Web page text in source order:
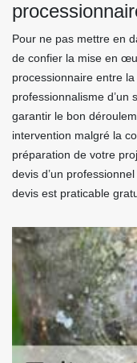
Pour ne pas mettre en
de confier la mise en
processionnaire entre
professionnalisme d’un
garantir le bon
intervention malgré la
préparation de votre
devis d’un
devis est praticable